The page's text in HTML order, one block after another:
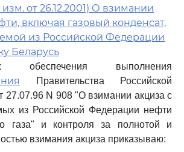
изм. от 26.12.2001) О взимании
включая газовый конденсат,
из Российской Федерации
Беларусь
выполнения
Правительства Российской
27.07.96 N 908 "О взимании акциза с
из Российской Федерации нефти
газа" и контроля за полнотой и
взимания акциза приказываю: